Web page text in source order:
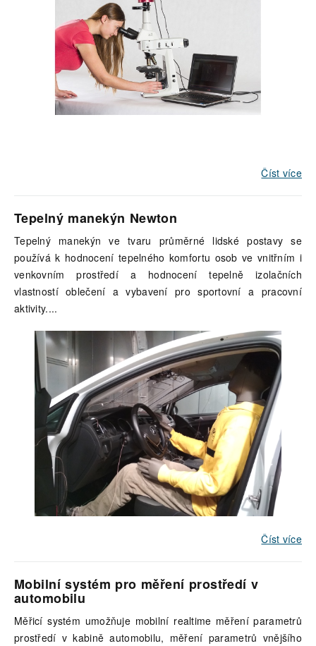
Číst více
Tepelný manekýn Newton
Tepelný manekýn ve tvaru průměrné lidské postavy se
používá k hodnocení tepelného komfortu osob ve vnitřním i
venkovním prostředí a hodnocení tepelně izolačních
vlastností oblečení a vybavení pro sportovní a pracovní
aktivity....
Číst více
Mobilní systém pro měření prostředí v
automobilu
Měřicí systém umožňuje mobilní realtime měření parametrů
prostředí v kabině automobilu, měření parametrů vnějšího